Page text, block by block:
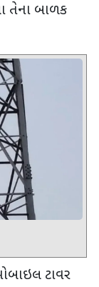
તેના બાળક
ટાવર